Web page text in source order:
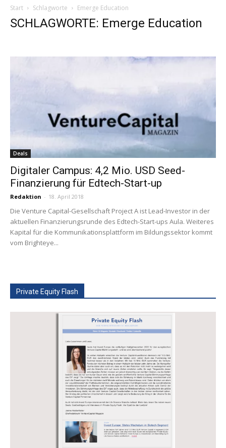
Start Schlagworte Emerge Education
SCHLAGWORTE: Emerge Education
Deals
Digitaler Campus: 4,2 Mio. USD Seed-
Finanzierung für Edtech-Start-up
Redaktion - 18. April 2018
Die Venture Capital-Gesellschaft Project A ist Lead-Investor in der
aktuellen Finanzierungsrunde des Edtech-Start-ups Aula. Weiteres
Kapital für die Kommunikationsplattform im Bildungssektor kommt
vom Brighteye...
Private Equity Flash